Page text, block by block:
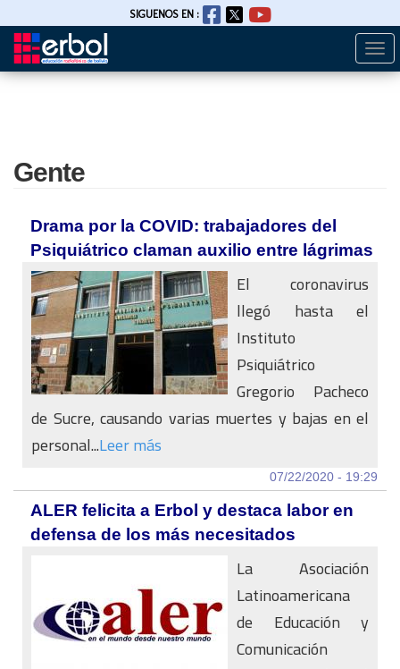
Pasar
SIGUENOS EN :
Gente
Drama por la COVID: trabajadores del
Psiquiátrico claman auxilio entre lágrimas
El coronavirus
llegó hasta el
Instituto
Psiquiátrico
Gregorio Pacheco
de Sucre, causando varias muertes y bajas en el
personal...Leer más
07/22/2020 - 19:29
ALER felicita a Erbol y destaca labor en
defensa de los más necesitados
La Asociación
Latinoamericana
de Educación y
Comunicación